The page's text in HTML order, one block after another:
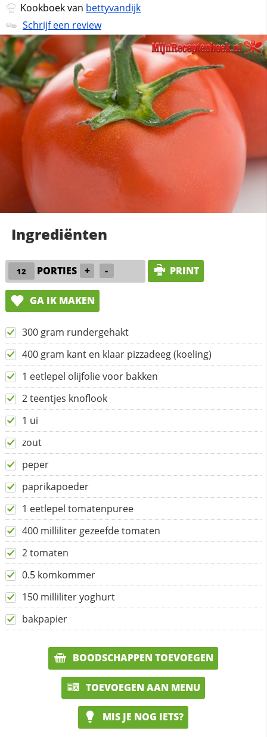
Kookboek van bettyvandijk
Schrijf een review
Ingrediënten
PORTIES + - PRINT
GA IK MAKEN
300 gram rundergehakt
400 gram kant en klaar pizzadeeg (koeling)
1 eetlepel olijfolie voor bakken
2 teentjes knoflook
1 ui
zout
peper
paprikapoeder
1 eetlepel tomatenpuree
400 milliliter gezeefde tomaten
2 tomaten
0.5 komkommer
150 milliliter yoghurt
bakpapier
BOODSCHAPPEN TOEVOEGEN
TOEVOEGEN AAN MENU
MIS JE NOG IETS?